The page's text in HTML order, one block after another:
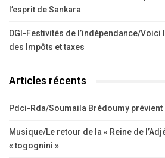
l’esprit de Sankara
DGI-Festivités de l’indépendance/
des Impôts et taxes
Articles récents
Pdci-Rda/Soumaila Brédoumy prévient
Musique/Le retour de la « Reine de
« togognini »